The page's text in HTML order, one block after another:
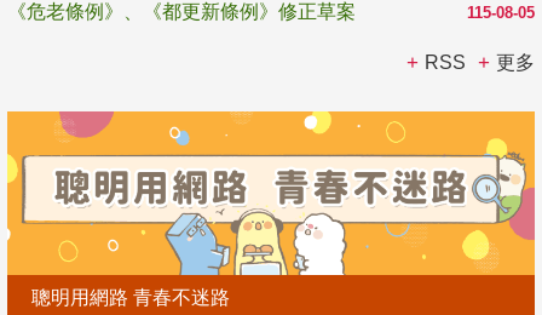
115-08-05
《危老條例》、《都更新條例》修正草案
RSS 更多
聰明用網路 青春不迷路